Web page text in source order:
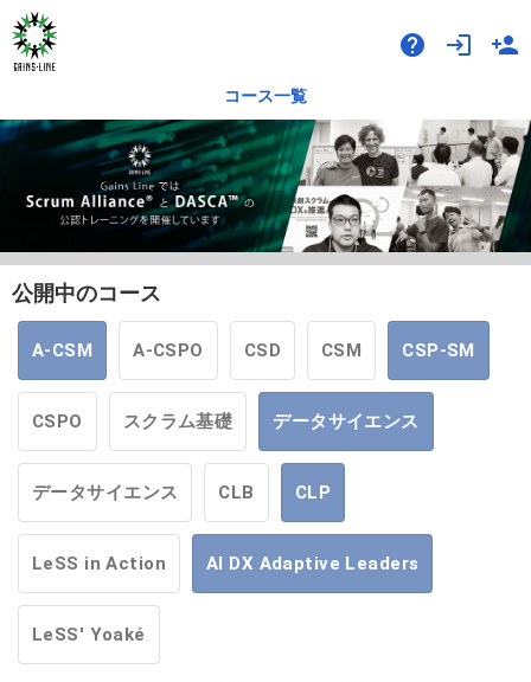
help login person_add
コース一覧
公開中のコース
A-CSM A-CSPO CSD CSM CSP-SM
CSPO スクラム基礎 データサイエンス
データサイエンス CLB CLP
LeSS in Action AI DX Adaptive Leaders
LeSS' Yoaké